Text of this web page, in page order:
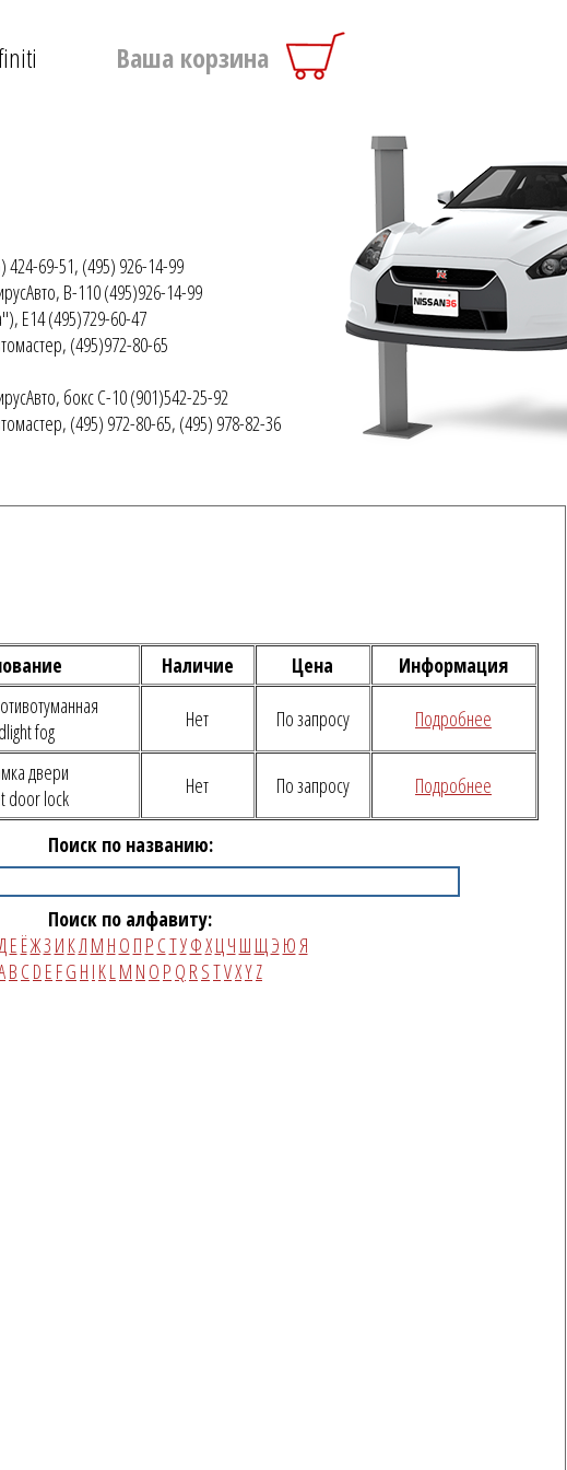
Ваша корзина
424-69-51, (495) 926-14-99
В-110 (495)926-14-99
E14 (495)729-60-47
(495)972-80-65
бокс С-10 (901)542-25-92
(495) 972-80-65, (495) 978-82-36
Наличие Цена Информация
fog
Нет По запросу Подробнее
двери
door lock
Нет По запросу Подробнее
Поиск по названию:
Поиск по алфавиту:
Е ЁЖЗ И КЛ М Н О П Р СТУФХЦЧ Ш ЩЭ ЮЯ
B CD E FG H I KLM N O P Q RSTVXYZ